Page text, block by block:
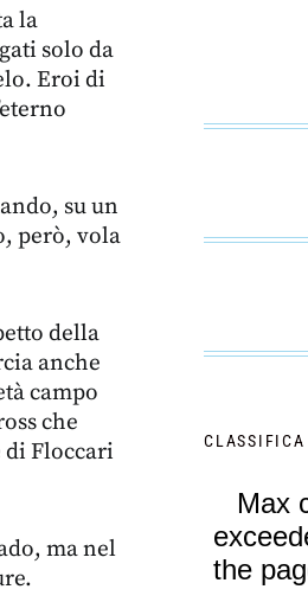
la
solo da
Eroi di
su un
però, vola
della
anche
campo
che
di Floccari
ma nel
CLASSIFICA